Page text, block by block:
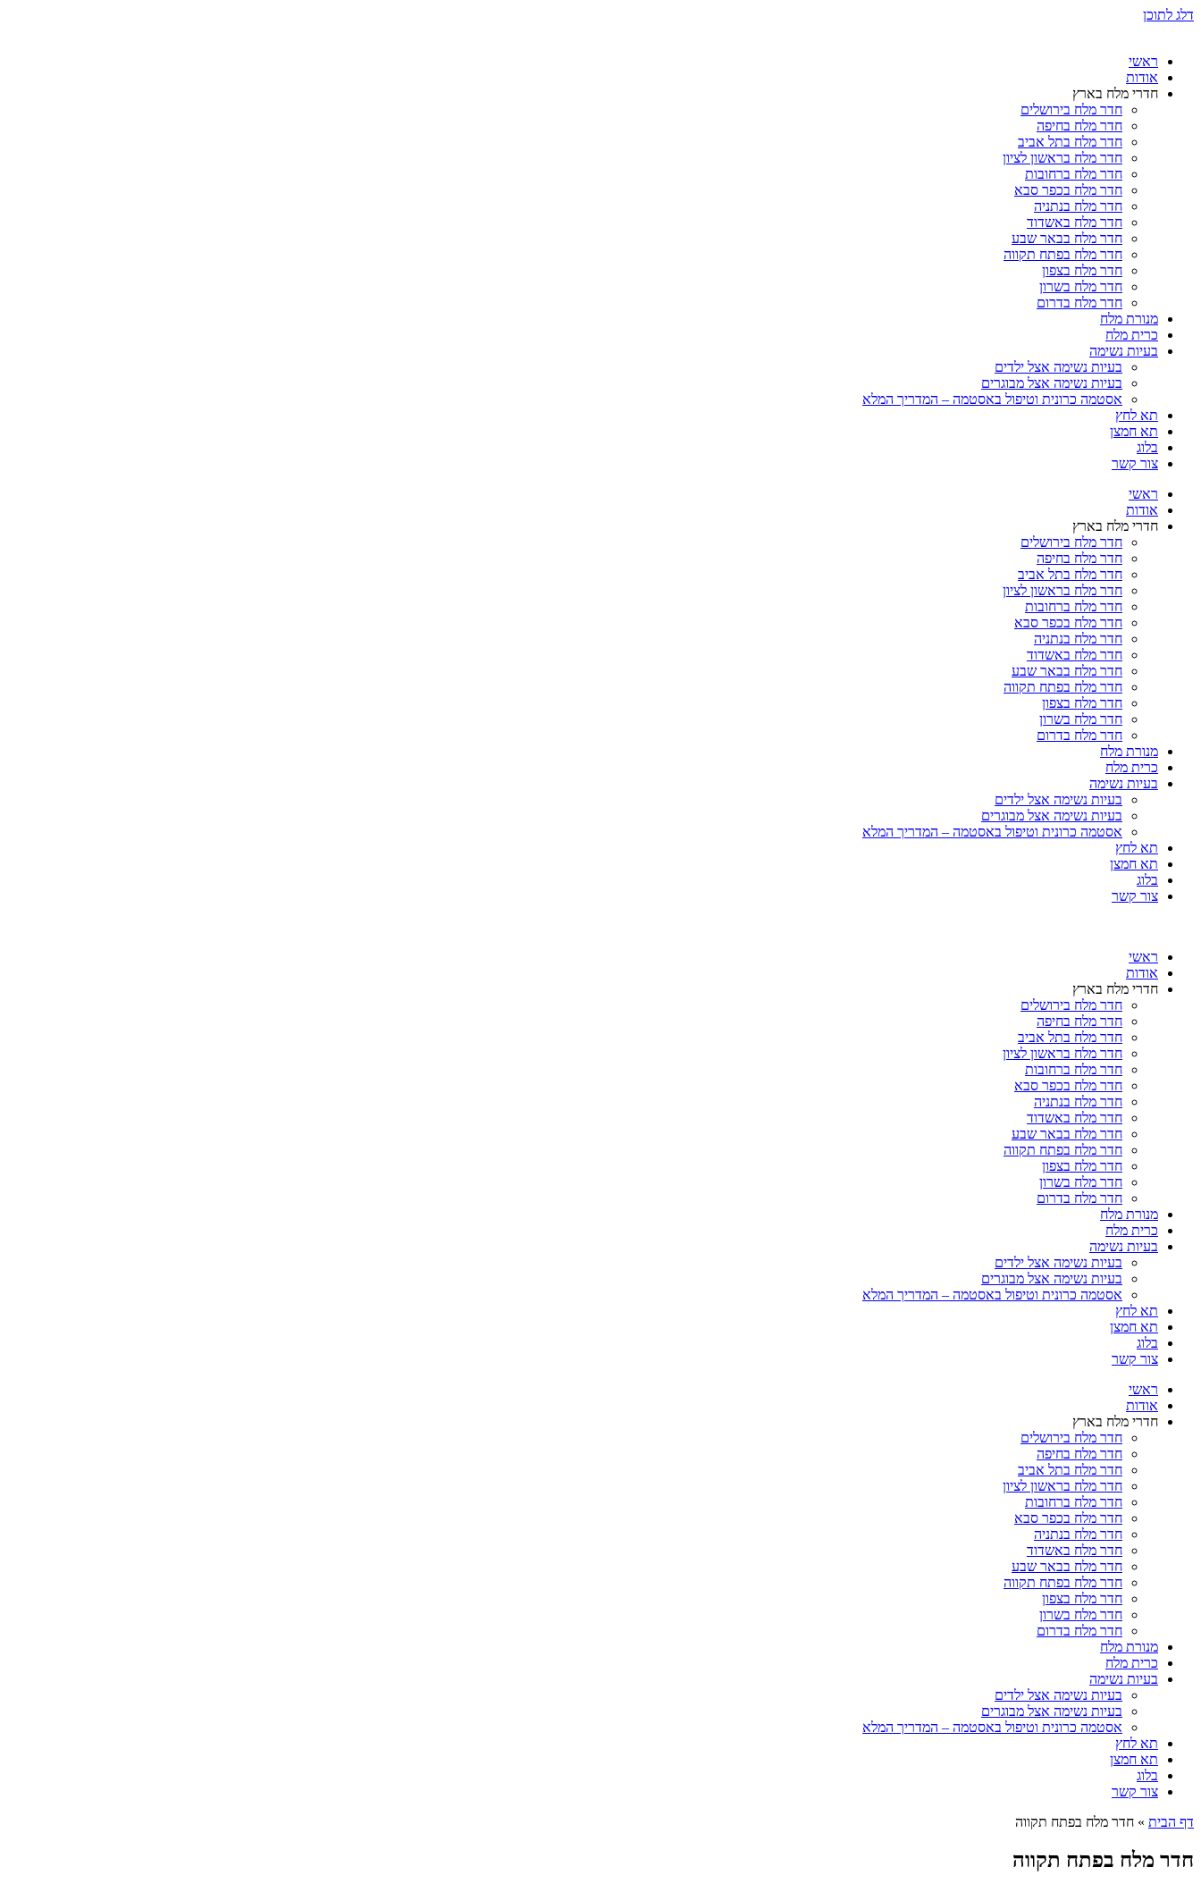
דלג לתוכן
ראשי
אודות
חדרי מלח בארץ
חדר מלח בירושלים
חדר מלח בחיפה
חדר מלח בתל אביב
חדר מלח בראשון לציון
חדר מלח ברחובות
חדר מלח בכפר סבא
חדר מלח בנתניה
חדר מלח באשדוד
חדר מלח בבאר שבע
חדר מלח בפתח תקווה
חדר מלח בצפון
חדר מלח בשרון
חדר מלח בדרום
מנורת מלח
כרית מלח
בעיות נשימה
בעיות נשימה אצל ילדים
בעיות נשימה אצל מבוגרים
אסטמה כרונית וטיפול באסטמה – המדריך המלא
תא לחץ
תא חמצן
בלוג
צור קשר
ראשי
אודות
חדרי מלח בארץ
חדר מלח בירושלים
חדר מלח בחיפה
חדר מלח בתל אביב
חדר מלח בראשון לציון
חדר מלח ברחובות
חדר מלח בכפר סבא
חדר מלח בנתניה
חדר מלח באשדוד
חדר מלח בבאר שבע
חדר מלח בפתח תקווה
חדר מלח בצפון
חדר מלח בשרון
חדר מלח בדרום
מנורת מלח
כרית מלח
בעיות נשימה
בעיות נשימה אצל ילדים
בעיות נשימה אצל מבוגרים
אסטמה כרונית וטיפול באסטמה – המדריך המלא
תא לחץ
תא חמצן
בלוג
צור קשר
ראשי
אודות
חדרי מלח בארץ
חדר מלח בירושלים
חדר מלח בחיפה
חדר מלח בתל אביב
חדר מלח בראשון לציון
חדר מלח ברחובות
חדר מלח בכפר סבא
חדר מלח בנתניה
חדר מלח באשדוד
חדר מלח בבאר שבע
חדר מלח בפתח תקווה
חדר מלח בצפון
חדר מלח בשרון
חדר מלח בדרום
מנורת מלח
כרית מלח
בעיות נשימה
בעיות נשימה אצל ילדים
בעיות נשימה אצל מבוגרים
אסטמה כרונית וטיפול באסטמה – המדריך המלא
תא לחץ
תא חמצן
בלוג
צור קשר
ראשי
אודות
חדרי מלח בארץ
חדר מלח בירושלים
חדר מלח בחיפה
חדר מלח בתל אביב
חדר מלח בראשון לציון
חדר מלח ברחובות
חדר מלח בכפר סבא
חדר מלח בנתניה
חדר מלח באשדוד
חדר מלח בבאר שבע
חדר מלח בפתח תקווה
חדר מלח בצפון
חדר מלח בשרון
חדר מלח בדרום
מנורת מלח
כרית מלח
בעיות נשימה
בעיות נשימה אצל ילדים
בעיות נשימה אצל מבוגרים
אסטמה כרונית וטיפול באסטמה – המדריך המלא
תא לחץ
תא חמצן
בלוג
צור קשר
דף הבית » חדר מלח בפתח תקווה
חדר מלח בפתח תקווה